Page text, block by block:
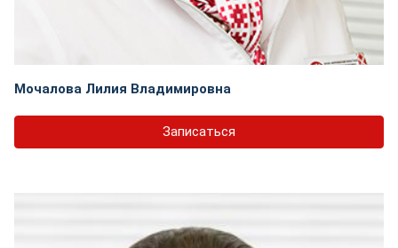
Мочалова Лилия Владимировна
Записаться